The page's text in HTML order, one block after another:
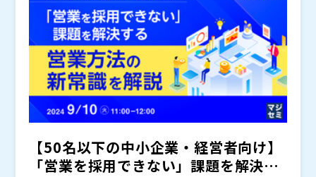
弊・管理するリーダーやマネージャーのリソース圧迫な
ど、様々な悪影響が生じる懸念があります。
や有給消化の把握など適切な労務管理が求められている
・工数超過に気付けず、赤字プロジェクトが発生してい
る ・業務内容を可視化して生産性の向上を図りたい ウ
ェビナーの中では、導入事例も交え解説いたしますの
で、上記のような課題をお持ちの方へ特におすすめの内
容です。
【50名以下の中小企業・経営者向け】
「営業を採用できない」課題を解決す